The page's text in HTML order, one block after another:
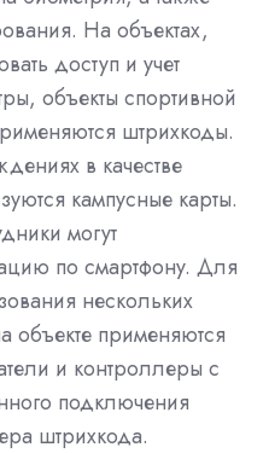
На объектах,
доступ и учет
объекты спортивной
штрихкоды.
в качестве
кампусные карты.
могут
по смартфону. Для
нескольких
объекте применяются
и контроллеры с
подключения
штрихкода.